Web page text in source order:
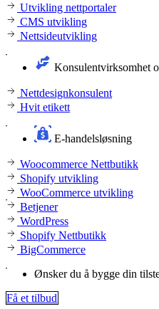
Utvikling nettportaler
CMS utvikling
Nettsideutvikling
Konsulentvirksomhet
Nettdesignkonsulent
Hvit etikett
E-handelsløsning
Woocommerce Nettbutikk
Shopify utvikling
WooCommerce utvikling
Betjener
WordPress
Shopify Nettbutikk
BigCommerce
Ønsker du å bygge din
Få et tilbud